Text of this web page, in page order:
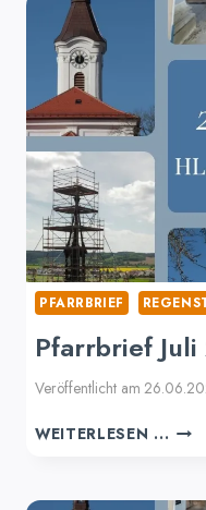
PFARRBRIEF
Pfarrbrief
Veröffentlicht am
WEITERLESEN ...